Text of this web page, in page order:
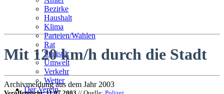
Bezirke
Haushalt
Klima
Parteien/Wahlen
Rat
Statistik
Umwelt
Verkehr
Wetter
Der Verein
Mit 120 km/h durch die Stadt
Archivmeldung aus dem Jahr 2003